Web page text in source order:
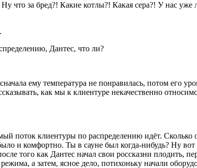
что за бред?! Какие котлы?! Какая сера?! У нас
Дантес, что ли?
ему температура не понравилась, потом его
как мы к клиентуре некачественно
клиентуры по распределению идёт. Сколько
и комфортно. Ты в сауне был когда-нибудь? Ну
того как Дантес начал свои россказни плодить,
а затем, ясное дело, потихоньку начали